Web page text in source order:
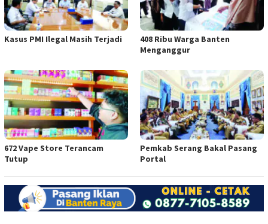
Kasus PMI Ilegal Masih Terjadi
408 Ribu Warga Banten
Menganggur
672 Vape Store Terancam
Tutup
Pemkab Serang Bakal Pasang
Portal